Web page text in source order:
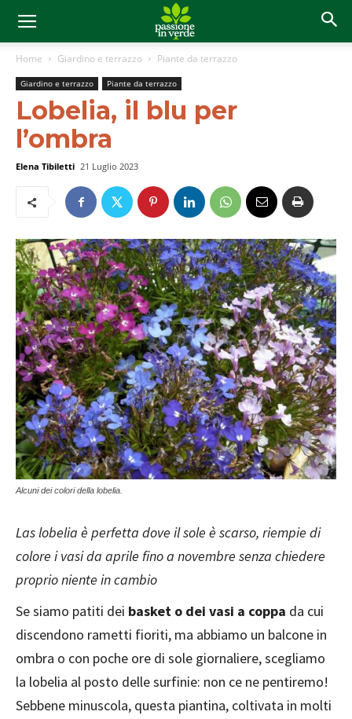
Home Giardino e terrazzo Piante da terrazzo
Giardino e terrazzo Piante da terrazzo
Lobelia, il blu per
l’ombra
Elena Tibiletti 21 Luglio 2023
Alcuni dei colori della lobelia.
Las lobelia è perfetta dove il sole è scarso, riempie di
colore i vasi da aprile fino a novembre senza chiedere
proprio niente in cambio
Se siamo patiti dei basket o dei vasi a coppa da cui
discendono rametti fioriti, ma abbiamo un balcone in
ombra o con poche ore di sole giornaliere, scegliamo
la lobelia al posto delle surfinie: non ce ne pentiremo!
Sebbene minuscola, questa piantina, coltivata in molti